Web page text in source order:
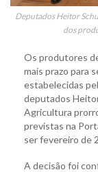
Deputados Heitor
dos
Os produtores
mais prazo para
estabelecidas
deputados
Agricultura
previstas na
ser fevereiro de
A decisão foi